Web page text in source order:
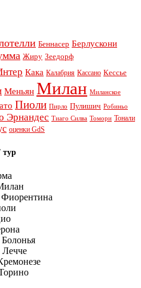
Беннасер Берлускони
Жиру Зеедорф
Кака Калабрия Кассано Кессье
Меньян Милан Миланское
Пиоли Пирло Пулишич Робиньо
Эрнандес Тиаго Силва Томори Тонали
оценки GdS
тур
Лечче